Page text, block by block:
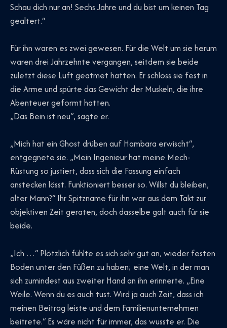
Schau dich nur an! Sechs Jahre und du bist um keinen Tag
gealtert.“
Für ihn waren es zwei gewesen. Für die Welt um sie herum
waren drei Jahrzehnte vergangen, seitdem sie beide
zuletzt diese Luft geatmet hatten. Er schloss sie fest in
die Arme und spürte das Gewicht der Muskeln, die ihre
Abenteuer geformt hatten.
„Das Bein ist neu“, sagte er.
„Mich hat ein Ghost drüben auf Hambara erwischt“,
entgegnete sie. „Mein Ingenieur hat meine Mech-
Rüstung so justiert, dass sich die Fassung einfach
anstecken lässt. Funktioniert besser so. Willst du bleiben,
alter Mann?“ Ihr Spitzname für ihn war aus dem Takt zur
objektiven Zeit geraten, doch dasselbe galt auch für sie
beide.
„Ich …“ Plötzlich fühlte es sich sehr gut an, wieder festen
Boden unter den Füßen zu haben; eine Welt, in der man
sich zumindest aus zweiter Hand an ihn erinnerte. „Eine
Weile. Wenn du es auch tust. Wird ja auch Zeit, dass ich
meinen Beitrag leiste und dem Familienunternehmen
beitrete.“ Es wäre nicht für immer, das wusste er. Die